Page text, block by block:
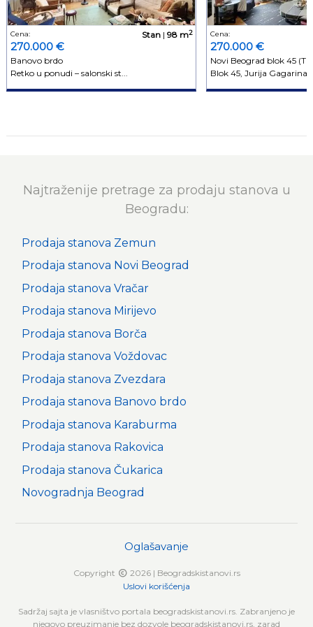
Cena:
270.000 €
Stan| 98 m2
Banovo brdo
Retko u ponudi – salonski st...
Cena:
270.000 €
Novi Beograd blok 45
Blok 45, Jurija Gagarina -
Najtraženije pretrage za prodaju stanova u
Beogradu:
Prodaja stanova Zemun
Prodaja stanova Novi Beograd
Prodaja stanova Vračar
Prodaja stanova Mirijevo
Prodaja stanova Borča
Prodaja stanova Voždovac
Prodaja stanova Zvezdara
Prodaja stanova Banovo brdo
Prodaja stanova Karaburma
Prodaja stanova Rakovica
Prodaja stanova Čukarica
Novogradnja Beograd
Oglašavanje
Copyright
2026 | Beogradskistanovi.rs
Uslovi korišćenja
Sadržaj sajta je vlasništvo portala beogradskistanovi.rs. Zabranjeno je
njegovo preuzimanje bez dozvole beogradskistanovi.rs, zarad